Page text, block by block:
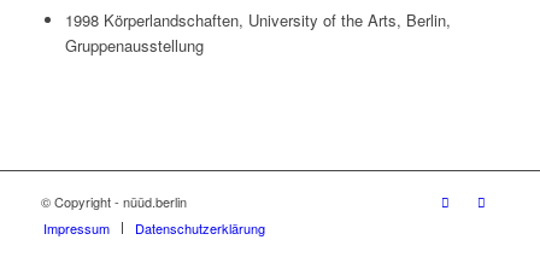
1998 Körperlandschaften, University of the Arts, Berlin,
Gruppenausstellung
© Copyright - nüüd.berlin
Impressum
Datenschutzerklärung